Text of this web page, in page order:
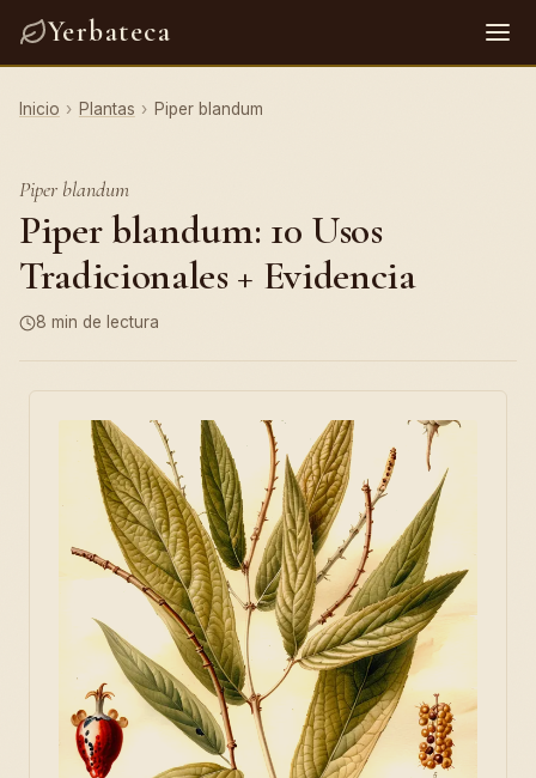
Yerbateca
Inicio › Plantas › Piper blandum
Piper blandum
Piper blandum: 10 Usos
Tradicionales + Evidencia
8 min de lectura